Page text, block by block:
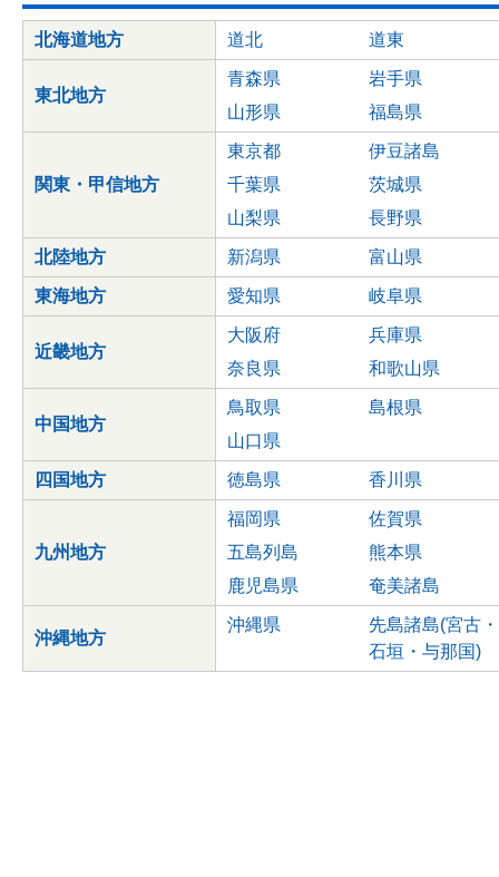
北海道地方 道北 道東
東北地方
青森県
岩手県
山形県
福島県
関東・甲信地方
東京都
伊豆諸島
千葉県
茨城県
山梨県
長野県
北陸地方 新潟県 富山県
東海地方 愛知県 岐阜県
近畿地方
大阪府
兵庫県
奈良県
和歌山県
中国地方
鳥取県
島根県
山口県
四国地方 徳島県 香川県
九州地方
福岡県
佐賀県
五島列島
熊本県
鹿児島県
奄美諸島
沖縄地方
沖縄県
先島諸島(宮古・
石垣・与那国)